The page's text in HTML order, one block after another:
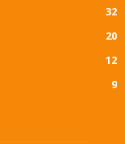
32
20
12
9